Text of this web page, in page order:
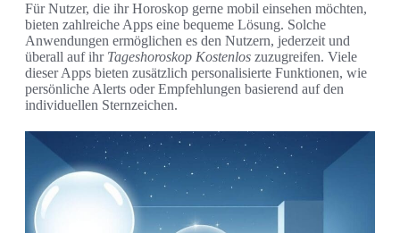
Für Nutzer, die ihr Horoskop gerne mobil einsehen möchten,
bieten zahlreiche Apps eine bequeme Lösung. Solche
Anwendungen ermöglichen es den Nutzern, jederzeit und
überall auf ihr Tageshoroskop Kostenlos zuzugreifen. Viele
dieser Apps bieten zusätzlich personalisierte Funktionen, wie
persönliche Alerts oder Empfehlungen basierend auf den
individuellen Sternzeichen.